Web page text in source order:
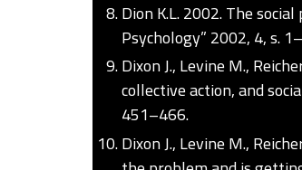
Dion K.L. 2002. The
Psychology” 2002, 4, s.
Dixon J., Levine M.,
collective action, and
451–466.
Dixon J., Levine M.,